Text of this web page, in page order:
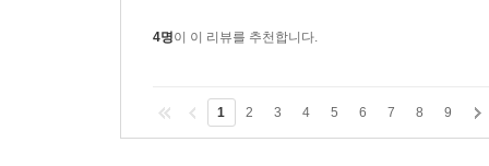
봉인유구逢人有求
덕위상제德威相濟
-덕과 위엄은 균형을 잡아야만
4명이 이 리뷰를 추천합니다.
1 2 3 4 5 6 7 8 9